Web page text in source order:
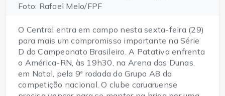
Foto: Rafael Melo/FPF
O Central entra em campo nesta sexta-feira (29)
para mais um compromisso importante na Série
D do Campeonato Brasileiro. A Patativa enfrenta
o América-RN, às 19h30, na Arena das Dunas,
em Natal, pela 9ª rodada do Grupo A8 da
competição nacional. O clube caruaruense